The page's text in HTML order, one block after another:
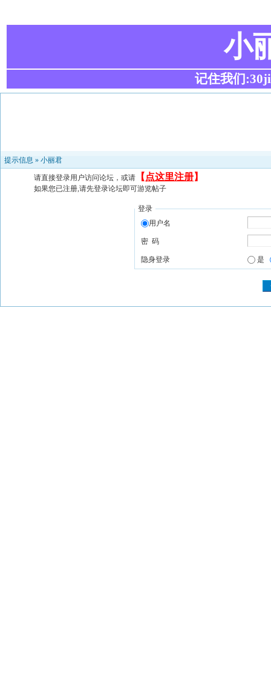
小
记住我们
提示信息 » 小丽君
请直接登录用户访问论坛，或请 【 点这里注册】
如果您已注册,请先登录论坛即可游览帖子
登录
用户名
密 码
隐身登录 是